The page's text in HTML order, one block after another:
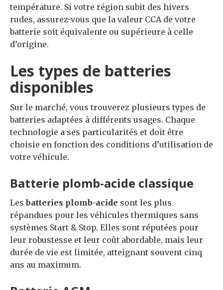
température. Si votre région subit des hivers
rudes, assurez-vous que la valeur CCA de votre
batterie soit équivalente ou supérieure à celle
d’origine.
Les types de batteries
disponibles
Sur le marché, vous trouverez plusieurs types de
batteries adaptées à différents usages. Chaque
technologie a ses particularités et doit être
choisie en fonction des conditions d’utilisation de
votre véhicule.
Batterie plomb-acide classique
Lesbatteries plomb-acide sont les plus
répandues pour les véhicules thermiques sans
systèmes Start & Stop. Elles sont réputées pour
leur robustesse et leur coût abordable, mais leur
durée de vie est limitée, atteignant souvent cinq
ans au maximum.